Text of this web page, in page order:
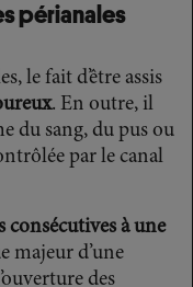
périanales
le fait d’être assis
. En outre, il
du sang, du pus ou
par le canal
consécutives à une
majeur d’une
des